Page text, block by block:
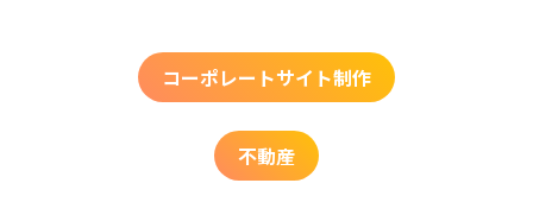
コーポレートサイト制作
不動産